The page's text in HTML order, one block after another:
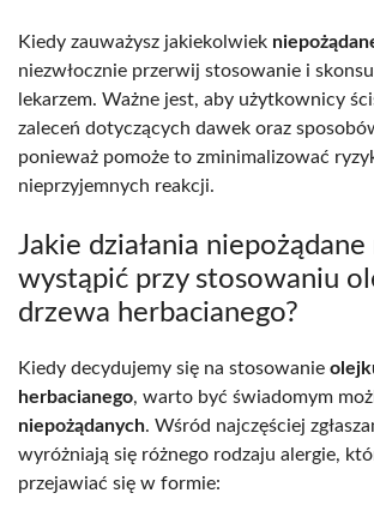
Kiedy zauważysz jakiekolwiek
niezwłocznie przerwij stosowanie i
lekarzem. Ważne jest, aby użytkownicy
zaleceń dotyczących dawek oraz
ponieważ pomoże to zminimalizować
nieprzyjemnych reakcji.
Jakie działania niepożądane
wystąpić przy stosowaniu
drzewa herbacianego?
Kiedy decydujemy się na stosowanie
herbacianego, warto być świadomym
niepożądanych. Wśród najczęściej
wyróżniają się różnego rodzaju alergie,
przejawiać się w formie: